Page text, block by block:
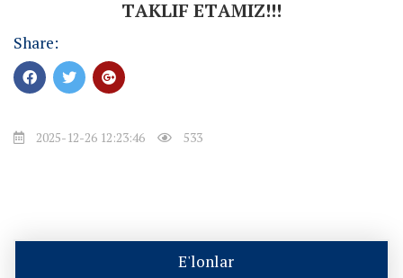
TАKLIF ETАMIZ!!!
Share:
2025-12-26 12:23:46 533
E'lonlar